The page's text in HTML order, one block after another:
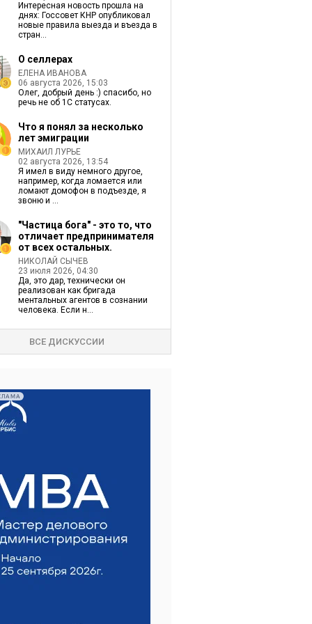
Интересная новость прошла на
днях: Госсовет КНР опубликовал
новые правила выезда и въезда в
стран...
О селлерах
ЕЛЕНА ИВАНОВА
06 августа 2026, 15:03
Олег, добрый день :) спасибо, но
речь не об 1С статусах.
Что я понял за несколько
лет эмиграции
МИХАИЛ ЛУРЬЕ
02 августа 2026, 13:54
Я имел в виду немного другое,
например, когда ломается или
ломают домофон в подъезде, я
звоню и ...
"Частица бога" - это то, что
отличает предпринимателя
от всех остальных.
НИКОЛАЙ СЫЧЕВ
23 июля 2026, 04:30
Да, это дар, технически он
реализован как бригада
ментальных агентов в сознании
человека. Если н...
ВСЕ ДИСКУССИИ